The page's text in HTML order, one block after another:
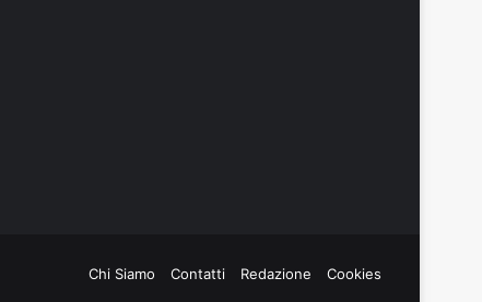
Chi Siamo Contatti Redazione Cookies